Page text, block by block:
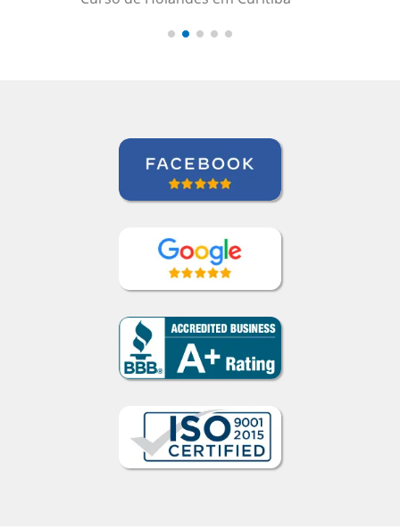
Curso de Alemão em Ribeirao Preto